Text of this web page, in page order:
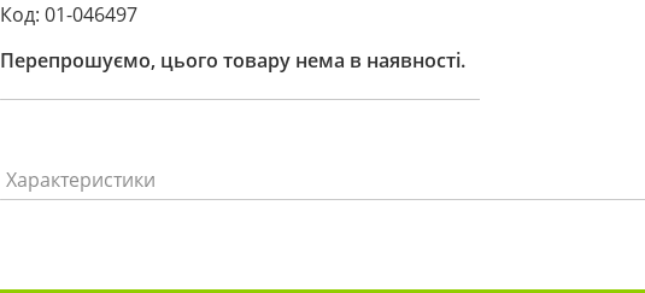
Код: 01-046497
Перепрошуємо, цього товару нема в наявності.
Характеристики